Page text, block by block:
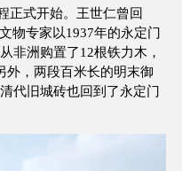
正式开始。王世仁曾回
物专家以1937年的永定门
非洲购置了12根铁力木，
外，两段百米长的明末御
代旧城砖也回到了永定门